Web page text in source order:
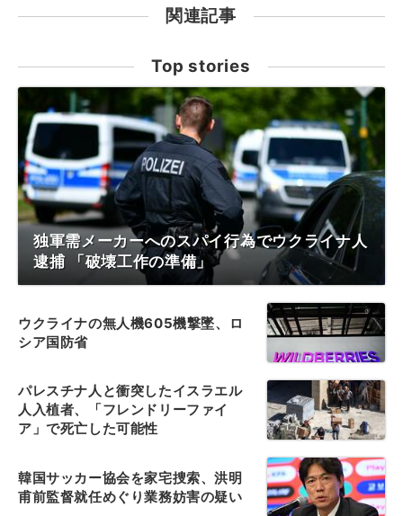
関連記事
Top stories
独軍需メーカーへのスパイ行為でウクライナ人
逮捕 「破壊工作の準備」
ウクライナの無人機605機撃墜、ロ
シア国防省
パレスチナ人と衝突したイスラエル
人入植者、「フレンドリーファイ
ア」で死亡した可能性
韓国サッカー協会を家宅捜索、洪明
甫前監督就任めぐり業務妨害の疑い